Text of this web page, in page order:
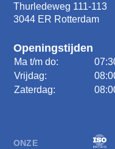
Thurledeweg 111-113
3044 ER Rotterdam
Openingstijden
Ma t/m do:
Vrijdag:
Zaterdag:
ONZE